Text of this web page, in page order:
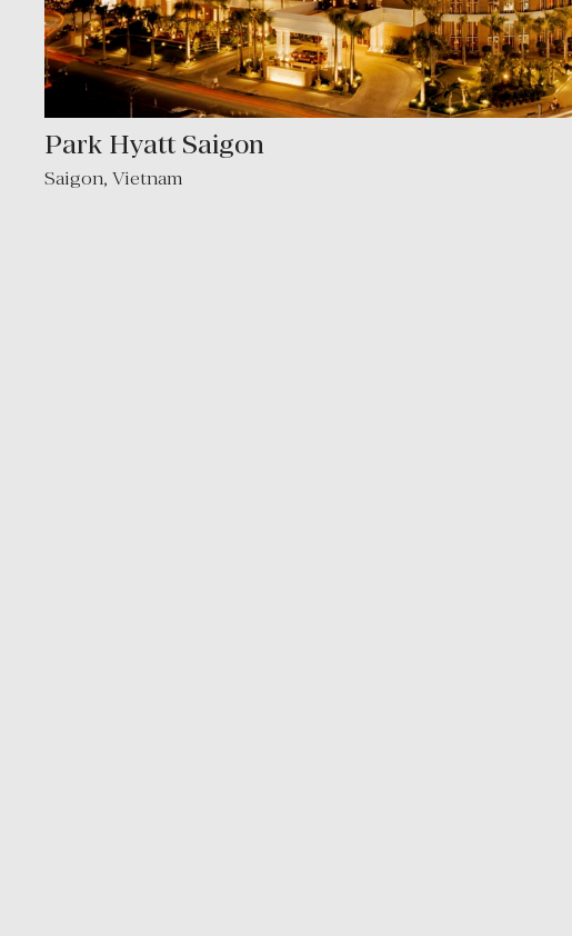
Park Hyatt Saigon
Saigon, Vietnam